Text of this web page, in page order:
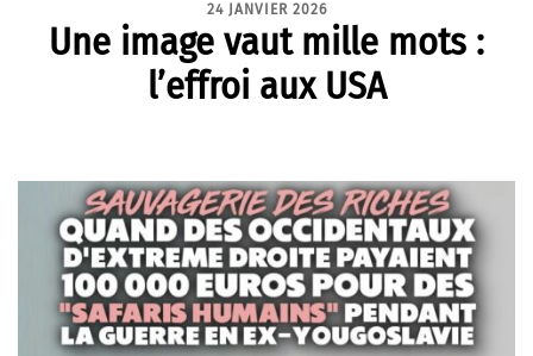
24 JANVIER 2026
Une image vaut mille mots :
l’effroi aux USA